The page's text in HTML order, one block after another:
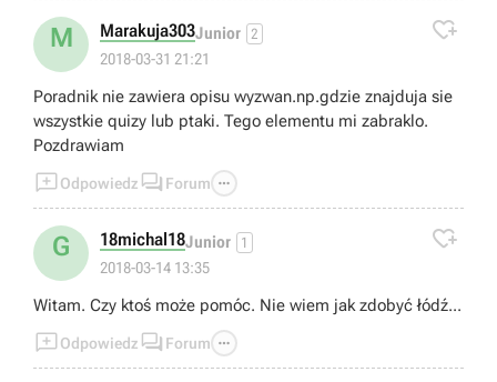
M Marakuja303Junior 2
2018-03-31 21:21

Poradnik nie zawiera opisu wyzwan.np.gdzie znajduja sie
wszystkie quizy lub ptaki. Tego elementu mi zabraklo.
Pozdrawiam
Odpowiedz  Forum 
G 18michal18Junior 1
2018-03-14 13:35

Witam. Czy ktoś może pomóc. Nie wiem jak zdobyć łódź...
Odpowiedz  Forum 